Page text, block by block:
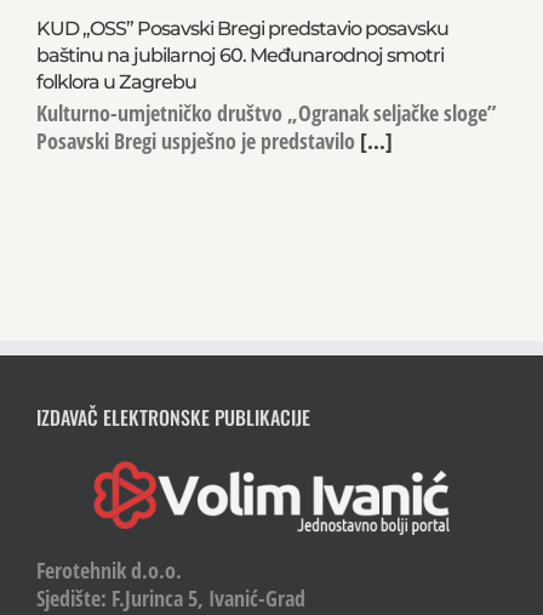
KUD „OSS” Posavski Bregi predstavio posavsku
baštinu na jubilarnoj 60. Međunarodnoj smotri
folklora u Zagrebu
Kulturno-umjetničko društvo „Ogranak seljačke sloge”
Posavski Bregi uspješno je predstavilo [...]
IZDAVAČ ELEKTRONSKE PUBLIKACIJE
Ferotehnik d.o.o.
Sjedište: F.Jurinca 5, Ivanić-Grad